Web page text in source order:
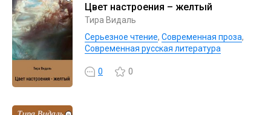
Цвет настроения – желтый
Тира Видаль
Серьезное чтение, Современная проза,
Современная русская литература
0 0